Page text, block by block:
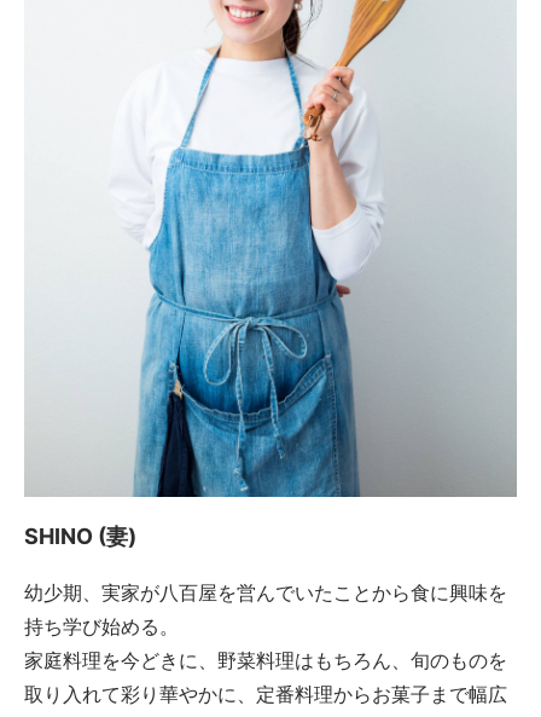
SHINO (妻)
幼少期、実家が八百屋を営んでいたことから食に興味を
持ち学び始める。
家庭料理を今どきに、野菜料理はもちろん、旬のものを
取り入れて彩り華やかに、定番料理からお菓子まで幅広